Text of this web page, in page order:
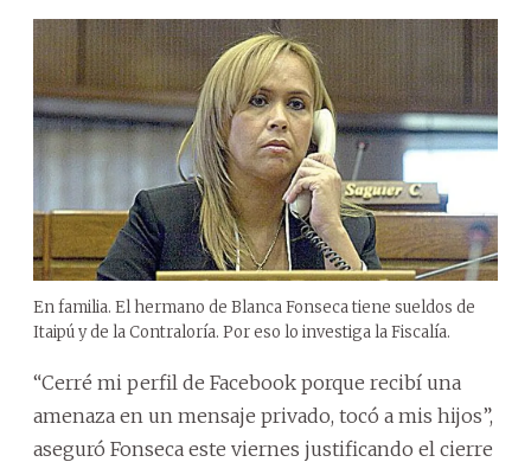
En familia. El hermano de Blanca Fonseca tiene sueldos de
Itaipú y de la Contraloría. Por eso lo investiga la Fiscalía.
“Cerré mi perfil de Facebook porque recibí una
amenaza en un mensaje privado, tocó a mis hijos”,
aseguró Fonseca este viernes justificando el cierre